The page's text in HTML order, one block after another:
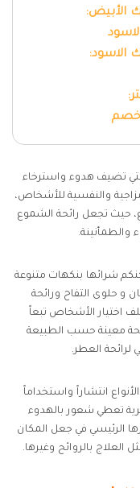
الأبيض:
الاسود:
خصم
تضيف هدوء واسترخاء
والنفسية للأشخاص،
حيث تجعل رائحة الشموع
والطمأنينة.
شرائها بنكهات متنوعة
و حلوى التفاح ورائحة
اختيار الأشخاص تبعاً
معينة حسب الطبيعة
لرائحة العطر.
انتشاراً واستخداماً
تعطي شعور بالهدوء
الرئيسي في جعل المكان
العلاج بالروائح وغيرها.